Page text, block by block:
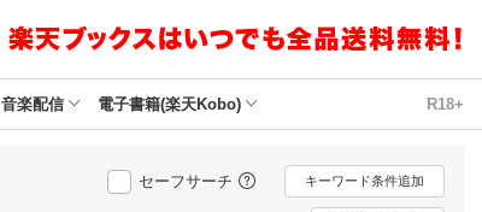
楽天Kobo
動画配信
楽天TV
音楽配信 電子書籍(楽天Kobo) R18+
セーフサーチ キーワード条件追加